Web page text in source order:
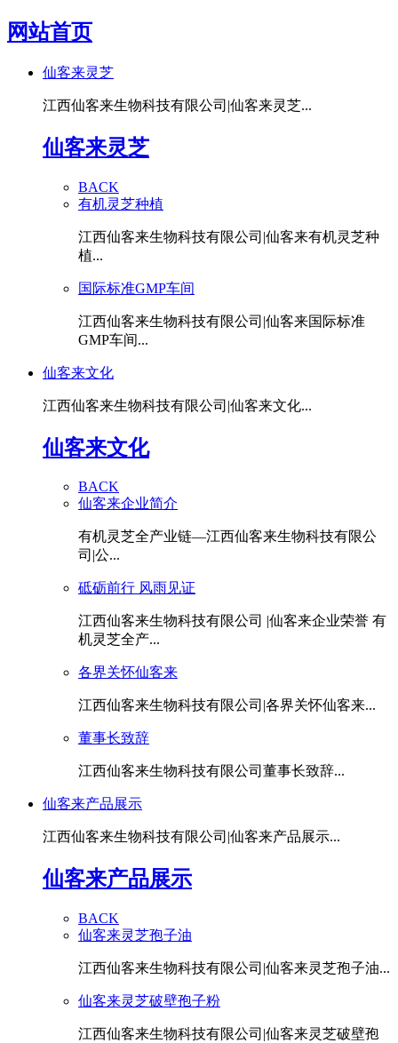
网站首页
仙客来灵芝
江西仙客来生物科技有限公司|仙客来灵芝...
仙客来灵芝
BACK
有机灵芝种植
江西仙客来生物科技有限公司|仙客来有机灵芝种
植...
国际标准GMP车间
江西仙客来生物科技有限公司|仙客来国际标准
GMP车间...
仙客来文化
江西仙客来生物科技有限公司|仙客来文化...
仙客来文化
BACK
仙客来企业简介
有机灵芝全产业链—江西仙客来生物科技有限公
司|公...
砥砺前行 风雨见证
江西仙客来生物科技有限公司 |仙客来企业荣誉 有
机灵芝全产...
各界关怀仙客来
江西仙客来生物科技有限公司|各界关怀仙客来...
董事长致辞
江西仙客来生物科技有限公司董事长致辞...
仙客来产品展示
江西仙客来生物科技有限公司|仙客来产品展示...
仙客来产品展示
BACK
仙客来灵芝孢子油
江西仙客来生物科技有限公司|仙客来灵芝孢子油...
仙客来灵芝破壁孢子粉
江西仙客来生物科技有限公司|仙客来灵芝破壁孢